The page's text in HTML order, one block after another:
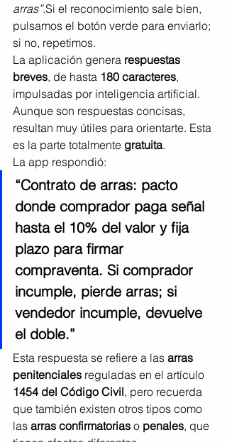
arras”.Si el reconocimiento sale bien,
pulsamos el botón verde para enviarlo;
si no, repetimos.
La aplicación genera respuestas
breves, de hasta 180 caracteres,
impulsadas por inteligencia artificial.
Aunque son respuestas concisas,
resultan muy útiles para orientarte. Esta
es la parte totalmente gratuita.
La app respondió:
“Contrato de arras: pacto
donde comprador paga señal
hasta el 10% del valor y fija
plazo para firmar
compraventa. Si comprador
incumple, pierde arras; si
vendedor incumple, devuelve
el doble.”
Esta respuesta se refiere a las arras
penitenciales reguladas en el artículo
1454 del Código Civil, pero recuerda
que también existen otros tipos como
las arras confirmatorias o penales, que